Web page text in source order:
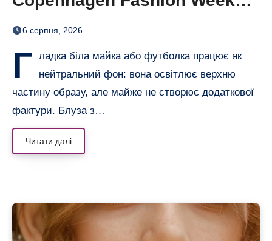
показали тренд цього літа
6 серпня, 2026
Г ладка біла майка або футболка працює як
нейтральний фон: вона освітлює верхню
частину образу, але майже не створює додаткової
фактури. Блуза з…
Читати далі